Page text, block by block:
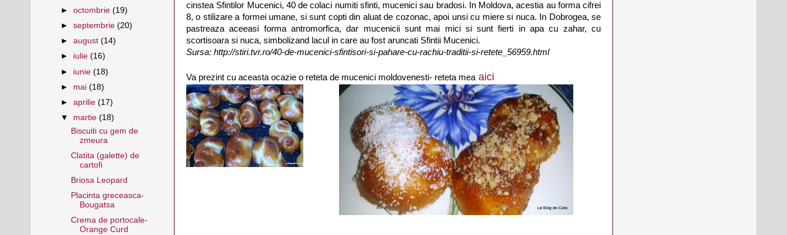
cinstea Sfintilor Mucenici, 40 de colaci numiti sfinti, mucenici sau bradosi. In Moldova, acestia au forma cifrei
8, o stilizare a formei umane, si sunt copti din aluat de cozonac, apoi unsi cu miere si nuca. In Dobrogea, se
pastreaza aceeasi forma antromorfica, dar mucenicii sunt mai mici si sunt fierti in apa cu zahar, cu
scortisoara si nuca, simbolizand lacul in care au fost aruncati Sfintii Mucenici.
Sursa: http://stiri.tvr.ro/40-de-mucenici-sfintisori-si-pahare-cu-rachiu-traditii-si-retete_56959.html
Va prezint cu aceasta ocazie o reteta de mucenici moldovenesti- reteta mea aici
►octombrie(19)
►septembrie(20)
►august(14)
► iulie(16)
► iunie(18)
► mai(18)
►aprilie(17)
▼ martie(18)
Biscuiti cu gem de
zmeura
Clatita (galette) de
cartofi
Briosa Leopard
Placinta greceasca-
Bougatsa
Crema de portocale-
Orange Curd